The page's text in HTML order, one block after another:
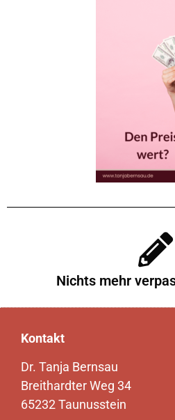
Nichts mehr
Kontakt
Dr. Tanja Bernsau
Breithardter Weg 34
65232 Taunusstein